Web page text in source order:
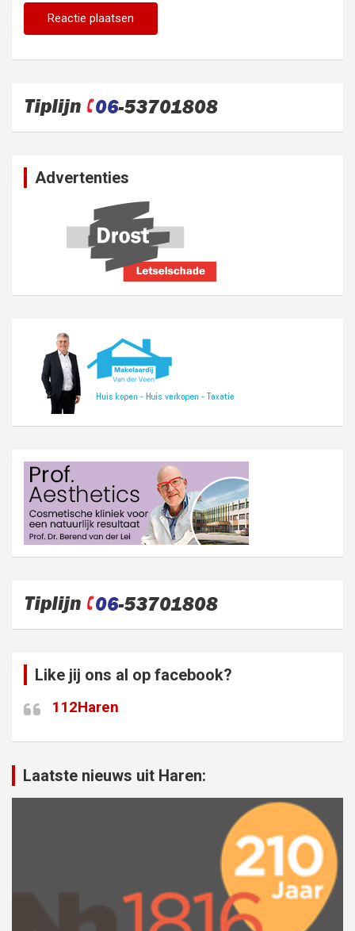
Advertenties
Like jij ons al op facebook?
112Haren
Laatste nieuws uit Haren: